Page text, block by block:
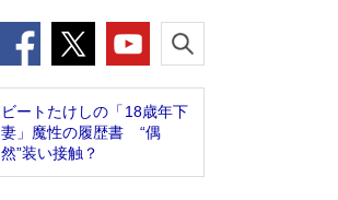
ビートたけしの「18歳年下
妻」魔性の履歴書 “偶
然”装い接触？